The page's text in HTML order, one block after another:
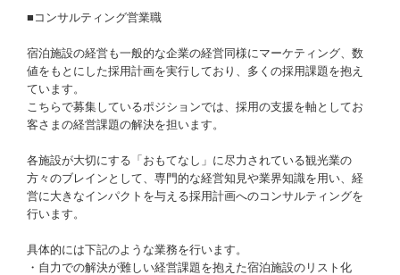
■コンサルティング営業職
宿泊施設の経営も一般的な企業の経営同様にマーケティング、数
値をもとにした採用計画を実行しており、多くの採用課題を抱え
ています。
こちらで募集しているポジションでは、採用の支援を軸としてお
客さまの経営課題の解決を担います。
各施設が大切にする「おもてなし」に尽力されている観光業の
方々のブレインとして、専門的な経営知見や業界知識を用い、経
営に大きなインパクトを与える採用計画へのコンサルティングを
行います。
具体的には下記のような業務を行います。
・自力での解決が難しい経営課題を抱えた宿泊施設のリスト化